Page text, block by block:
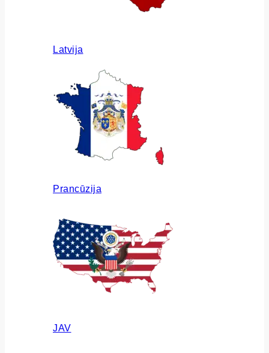
Latvija
Prancūzija
JAV